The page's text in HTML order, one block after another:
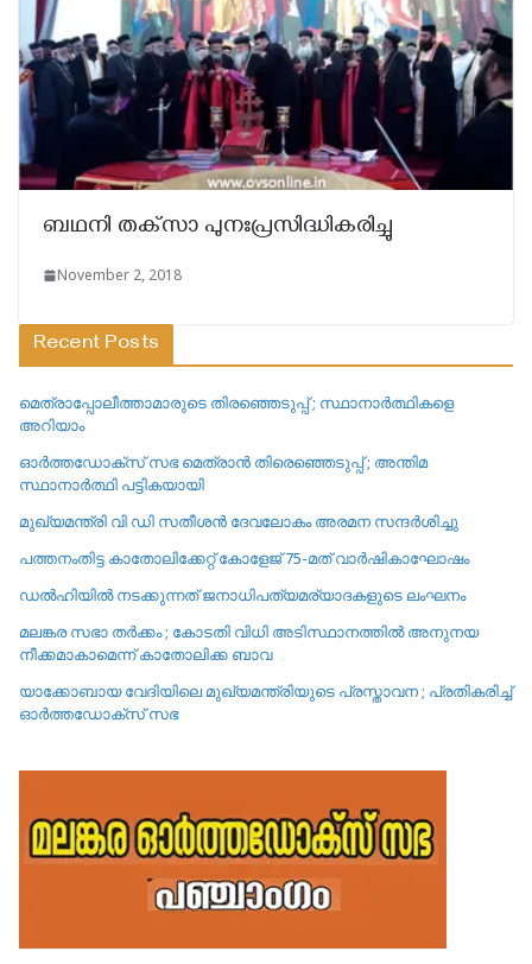
ബഥനി തക്‌സാ പുനഃപ്രസിദ്ധികരിച്ചു
November 2, 2018
Recent Posts
മെത്രാപ്പോലീത്താമാരുടെ തിരഞ്ഞെടുപ്പ് ; സ്ഥാനാർത്ഥികളെ
അറിയാം
ഓർത്തഡോക്സ് സഭ മെത്രാൻ തിരെഞ്ഞെടുപ്പ് ; അന്തിമ
സ്ഥാനാർത്ഥി പട്ടികയായി
മുഖ്യമന്ത്രി വി ഡി സതീശൻ ദേവലോകം അരമന സന്ദർശിച്ചു
പത്തനംതിട്ട കാതോലിക്കേറ്റ്‌ കോളേജ്‌ 75-മത് വാർഷികാഘോഷം
ഡൽഹിയിൽ നടക്കുന്നത് ജനാധിപത്യമര്യാദകളുടെ ലംഘനം
മലങ്കര സഭാ തർക്കം ; കോടതി വിധി അടിസ്ഥാനത്തിൽ അനുനയ
നീക്കമാകാമെന്ന് കാതോലിക്ക ബാവ
യാക്കോബായ വേദിയിലെ മുഖ്യമന്ത്രിയുടെ പ്രസ്താവന ; പ്രതികരിച്ച്
ഓർത്തഡോക്സ് സഭ